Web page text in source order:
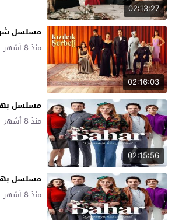
02:13:27
02:16:03
مسلسل
منذ 8 أشهر
02:15:56
مسلسل بهار
منذ 8 أشهر
مسلسل بهار
منذ 8 أشهر